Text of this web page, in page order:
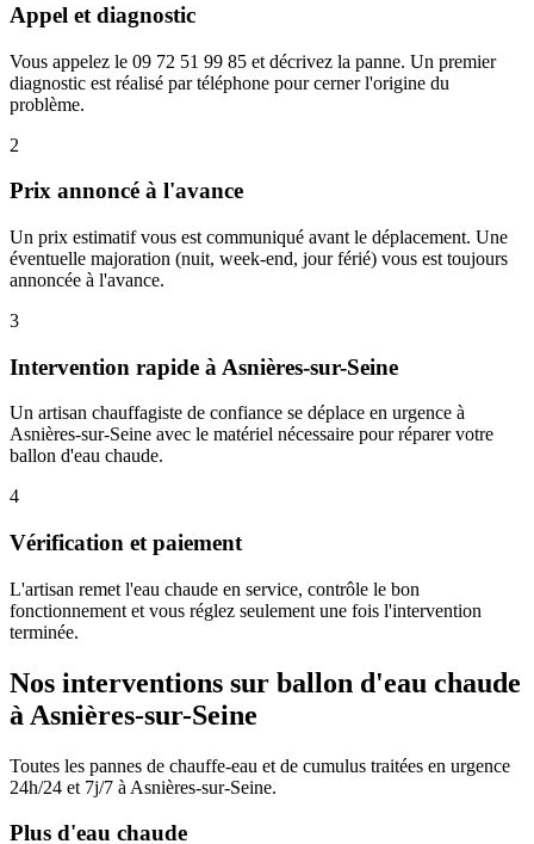
Appel et diagnostic
Vous appelez le 09 72 51 99 85 et décrivez la panne. Un premier
diagnostic est réalisé par téléphone pour cerner l'origine du
problème.
2
Prix annoncé à l'avance
Un prix estimatif vous est communiqué avant le déplacement. Une
éventuelle majoration (nuit, week-end, jour férié) vous est toujours
annoncée à l'avance.
3
Intervention rapide à Asnières-sur-Seine
Un artisan chauffagiste de confiance se déplace en urgence à
Asnières-sur-Seine avec le matériel nécessaire pour réparer votre
ballon d'eau chaude.
4
Vérification et paiement
L'artisan remet l'eau chaude en service, contrôle le bon
fonctionnement et vous réglez seulement une fois l'intervention
terminée.
Nos interventions sur ballon d'eau chaude
à Asnières-sur-Seine
Toutes les pannes de chauffe-eau et de cumulus traitées en urgence
24h/24 et 7j/7 à Asnières-sur-Seine.
Plus d'eau chaude